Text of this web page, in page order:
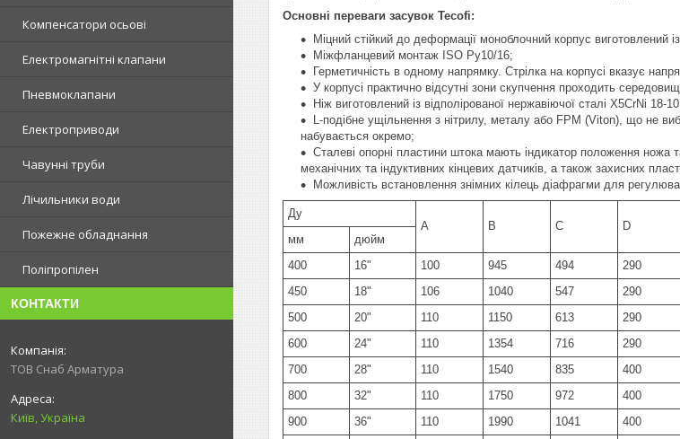
Компенсатори осьові
Електромагнітні клапани
Пневмоклапани
Електроприводи
Чавунні труби
Лічильники води
Пожежне обладнання
Поліпропілен
КОНТАКТИ
ТОВ Снаб Арматура
Київ, Україна
Основні переваги засувок Tecofi:
Міцний стійкий до деформації моноблочний корпус виготовлений
Міжфланцевий монтаж ISO Ру10/16;
Герметичність в одному напрямку. Стрілка на корпусі вказує
У корпусі практично відсутні зони скупчення проходить
Ніж виготовлений із відполірованої нержавіючої сталі X5CrNi 18-
L-подібне ущільнення з нітрилу, металу або FPM (Viton), що не
набувається окремо;
Сталеві опорні пластини штока мають індикатор положення ножа
механічних та індуктивних кінцевих датчиків, а також захисних
Можливість встановлення знімних кілець діафрагми для
Ду
A
B C D
мм
дюйм
400
16" 100 945 494 290
450
18" 106 1040 547 290
500
20" 110 1150 613 290
600
24" 110 1354 716 290
700
28" 110 1540 835 400
800
32" 110 1750 972 400
900
36" 110 1990 1041 400